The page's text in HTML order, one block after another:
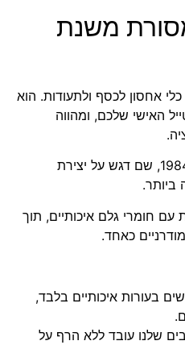
משנת
אחסון לכסף ולתעודות. הוא
האישי שלכם, ומהווה
רודי, מותג ותיק ומוכר משנת 1984, שם דגש על יצירת
ביותר.
חומרי גלם איכותיים, תוך
כאחד.
בעורות איכותיים בלבד,
שלנו עובד ללא הרף על